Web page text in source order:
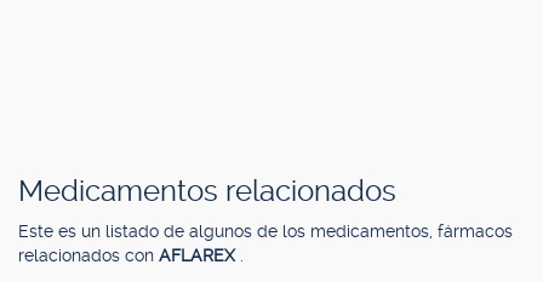
Medicamentos relacionados
Este es un listado de algunos de los medicamentos, fármacos
relacionados con AFLAREX